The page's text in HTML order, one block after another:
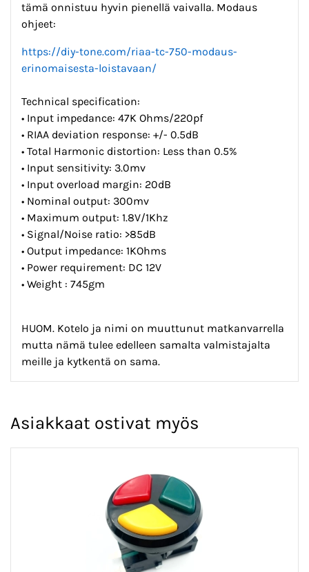
tämä onnistuu hyvin pienellä vaivalla. Modaus
ohjeet:
https://diy-tone.com/riaa-tc-750-modaus-
erinomaisesta-loistavaan/
Technical specification:
• Input impedance: 47K Ohms/220pf
• RIAA deviation response: +/- 0.5dB
• Total Harmonic distortion: Less than 0.5%
• Input sensitivity: 3.0mv
• Input overload margin: 20dB
• Nominal output: 300mv
• Maximum output: 1.8V/1Khz
• Signal/Noise ratio: >85dB
• Output impedance: 1KOhms
• Power requirement: DC 12V
• Weight : 745gm
HUOM. Kotelo ja nimi on muuttunut matkanvarrella
mutta nämä tulee edelleen samalta valmistajalta
meille ja kytkentä on sama.
Asiakkaat ostivat myös